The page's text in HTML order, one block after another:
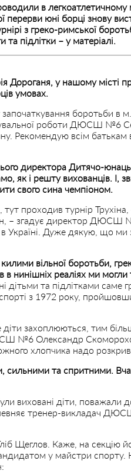
в легкоатлетичному
юні борці знову
з греко-римської
підлітки – у матеріалі.
Дороганя, у нашому місті
умовах.
боротьби в
роботи ДЮСШ №6
Рекомендую всім батькам
директора Дитячо-
як і решту вихованців. І,
свого сина чемпіоном.
тут проходив турнір
– згадує директор ДЮСШ
в Україні. Дуже дякую, що ми
вільної боротьби,
нинішніх реаліях ми могли
та підлітками саме
з 1972 року,
захоплюються, тим
№6 Олександр
хлопчика надо
сильними та спритними.
виховані діти, поважали
тренер-викладач
Щеглов. Каже, на секцію
у майстри спорту.